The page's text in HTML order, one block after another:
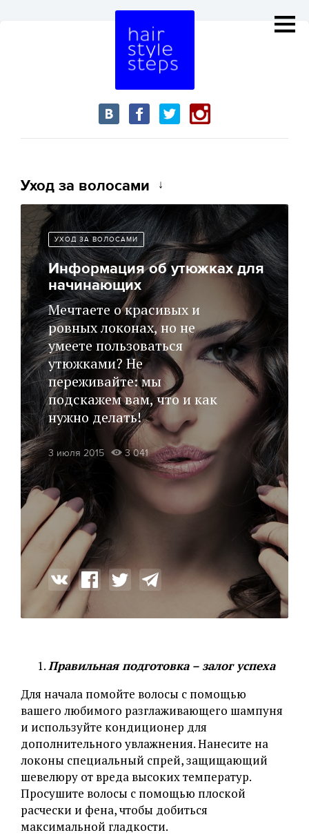
Уход за волосами
УХОД ЗА ВОЛОСАМИ
Информация об утюжках для
начинающих
Мечтаете о красивых и
ровных локонах, но не
умеете пользоваться
утюжками? Не
переживайте: мы
подскажем вам, что и как
нужно делать!
3 июля 2015 3 041
Правильная подготовка – залог успеха
Для начала помойте волосы с помощью
вашего любимого разглаживающего шампуня
и используйте кондиционер для
дополнительного увлажнения. Нанесите на
локоны специальный спрей, защищающий
шевелюру от вреда высоких температур.
Просушите волосы с помощью плоской
расчески и фена, чтобы добиться
максимальной гладкости.